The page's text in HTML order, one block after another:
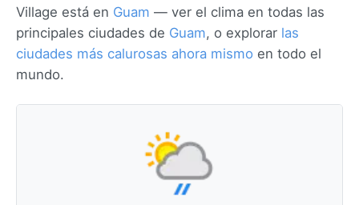
Village está en Guam — ver el clima en todas las
principales ciudades de Guam, o explorar las
ciudades más calurosas ahora mismo en todo el
mundo.